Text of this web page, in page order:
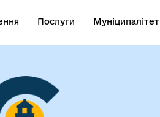
Послуги Муніципалітет